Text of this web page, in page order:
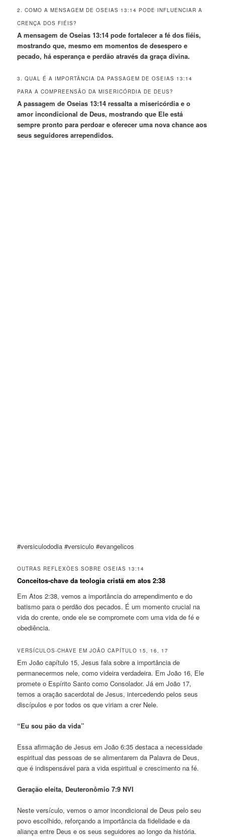
2. COMO A MENSAGEM DE OSEIAS 13:14 PODE INFLUENCIAR A
CRENÇA DOS FIÉIS?
A mensagem de Oseias 13:14 pode fortalecer a fé dos fiéis,
mostrando que, mesmo em momentos de desespero e
pecado, há esperança e perdão através da graça divina.
3. QUAL É A IMPORTÂNCIA DA PASSAGEM DE OSEIAS 13:14
PARA A COMPREENSÃO DA MISERICÓRDIA DE DEUS?
A passagem de Oseias 13:14 ressalta a misericórdia e o
amor incondicional de Deus, mostrando que Ele está
sempre pronto para perdoar e oferecer uma nova chance aos
seus seguidores arrependidos.
#versiculododia #versiculo #evangelicos
OUTRAS REFLEXÕES SOBRE OSEIAS 13:14
Conceitos-chave da teologia cristã em atos 2:38
Em Atos 2:38, vemos a importância do arrependimento e do
batismo para o perdão dos pecados. É um momento crucial na
vida do crente, onde ele se compromete com uma vida de fé e
obediência.
VERSÍCULOS-CHAVE EM JOÃO CAPÍTULO 15, 16, 17
Em João capítulo 15, Jesus fala sobre a importância de
permanecermos nele, como videira verdadeira. Em João 16, Ele
promete o Espírito Santo como Consolador. Já em João 17,
temos a oração sacerdotal de Jesus, intercedendo pelos seus
discípulos e por todos os que viriam a crer Nele.
“Eu sou pão da vida”
Essa afirmação de Jesus em João 6:35 destaca a necessidade
espiritual das pessoas de se alimentarem da Palavra de Deus,
que é indispensável para a vida espiritual e crescimento na fé.
Geração eleita, Deuteronômio 7:9 NVI
Neste versículo, vemos o amor incondicional de Deus pelo seu
povo escolhido, reforçando a importância da fidelidade e da
aliança entre Deus e os seus seguidores ao longo da história.